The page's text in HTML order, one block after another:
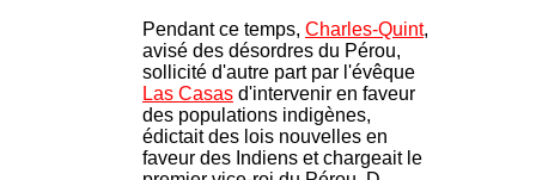
Pendant ce temps, Charles-Quint,
avisé des désordres du Pérou,
sollicité d'autre part par l'évêque
Las Casas d'intervenir en faveur
des populations indigènes,
édictait des lois nouvelles en
faveur des Indiens et chargeait le